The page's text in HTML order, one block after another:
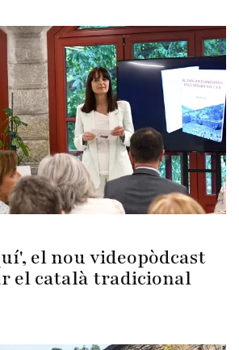
el nou videopòdcast
el català tradicional